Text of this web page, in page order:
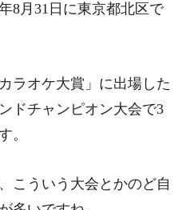
8月31日に東京都北区で
ラオケ大賞」に出場した
ドチャンピオン大会で3
。
こういう大会とかのど自